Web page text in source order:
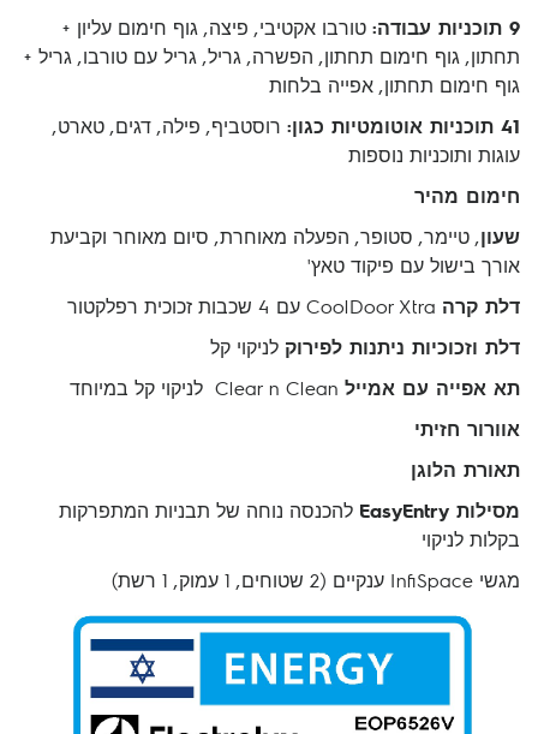
9 תוכניות עבודה:
טורבו אקטיבי, פיצה, גוף חימום עליון +
תחתון, גוף חימום תחתון, הפשרה, גריל, גריל עם טורבו, גריל +
גוף חימום תחתון, אפייה בלחות
41 תוכניות אוטומטיות כגון:
רוסטביף, פילה, דגים, טארט,
עוגות ותוכניות נוספות
חימום מהיר
שעון, טיימר, סטופר, הפעלה מאוחרת, סיום מאוחר וקביעת
אורך בישול עם פיקוד טאץ'
דלת קרה
דלת וזכוכיות ניתנות לפירוק לניקוי קל
תא אפייה עם אמייל
אוורור חזיתי
תאורת הלוגן
מסילות EasyEntry
להכנסה נוחה של תבניות המתפרקות
בקלות לניקוי
מגשי InfiSpace ענקיים (2 שטוחים, 1 עמוק, 1 רשת)